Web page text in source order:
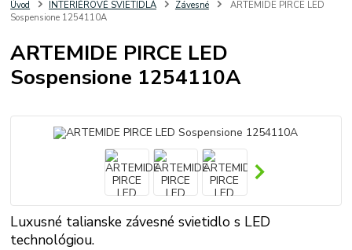
Úvod INTERIÉROVÉ SVIETIDLÁ Závesné
ARTEMIDE PIRCE LED
Sospensione 1254110A
ARTEMIDE PIRCE LED
Sospensione 1254110A
Luxusné talianske závesné svietidlo s LED
technológiou.